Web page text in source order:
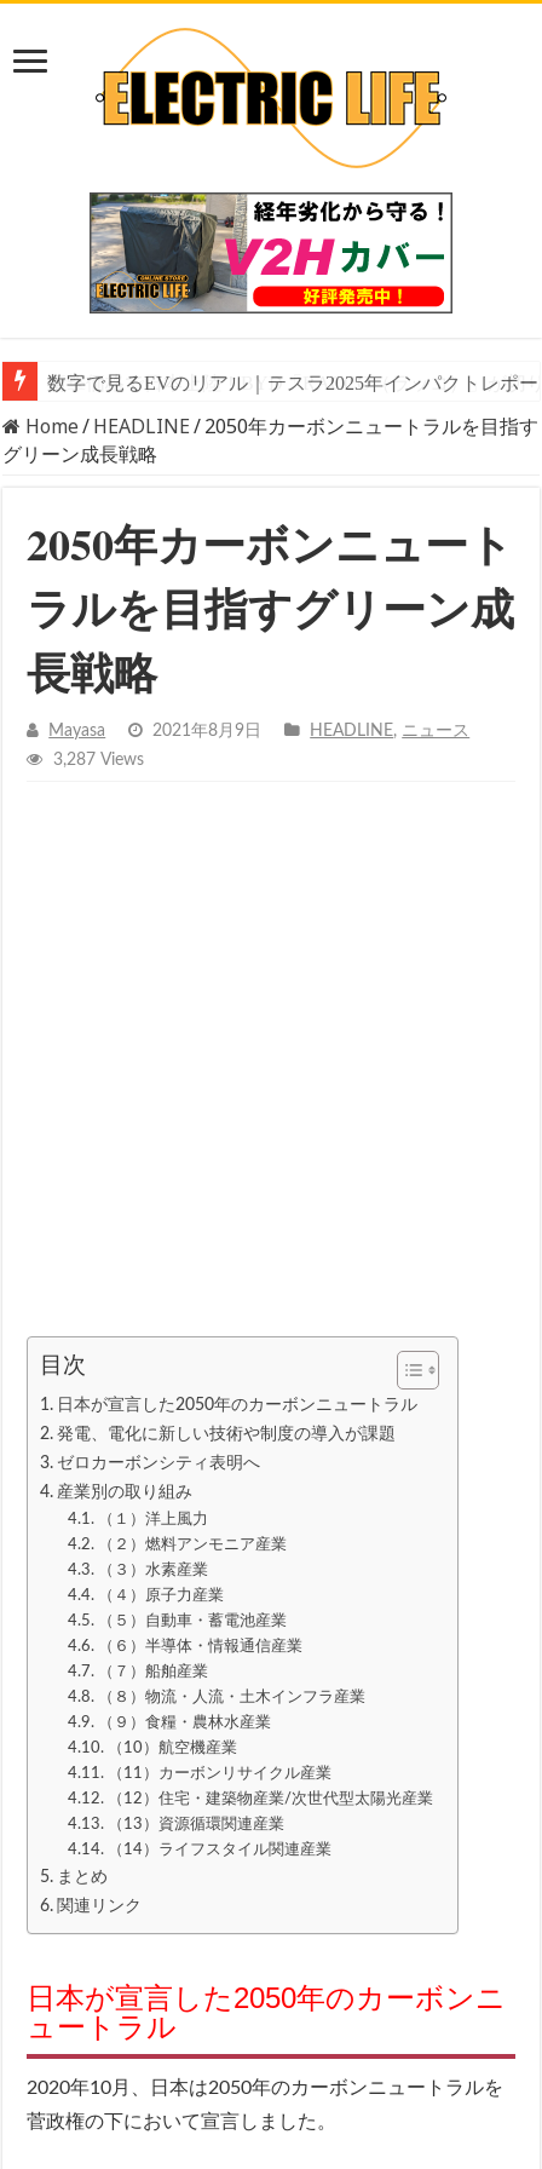
数字で見るEVのリアル｜テスラ2025年インパクトレポ
Home/HEADLINE/2050年カーボンニュートラルを目指す
グリーン成長戦略
2050年カーボンニュート
ラルを目指すグリーン成
長戦略
Mayasa 2021年8月9日 HEADLINE, ニュース
3,287 Views
目次
日本が宣言した2050年のカーボンニュートラル
発電、電化に新しい技術や制度の導入が課題
ゼロカーボンシティ表明へ
産業別の取り組み
（１）洋上風力
（２）燃料アンモニア産業
（３）水素産業
（４）原子力産業
（５）自動車・蓄電池産業
（６）半導体・情報通信産業
（７）船舶産業
（８）物流・人流・土木インフラ産業
（９）食糧・農林水産業
（10）航空機産業
（11）カーボンリサイクル産業
（12）住宅・建築物産業/次世代型太陽光産業
（13）資源循環関連産業
（14）ライフスタイル関連産業
まとめ
関連リンク
日本が宣言した2050年のカーボンニ
ュートラル
2020年10月、日本は2050年のカーボンニュートラルを
菅政権の下において宣言しました。